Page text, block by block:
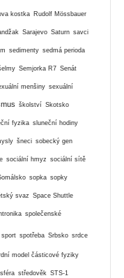
kostka Rudolf Mössbauer
Sarajevo Saturn savci
sedimenty sedmá perioda
Semjorka R7 Senát
menšiny sexuální
školství Skotsko
fyzika sluneční hodiny
šneci sobecký gen
sociální hmyz sociální sítě
sopka sopky
svaz Space Shuttle
společenské
sport spotřeba Srbsko srdce
model částicové fyziky
středověk STS-1